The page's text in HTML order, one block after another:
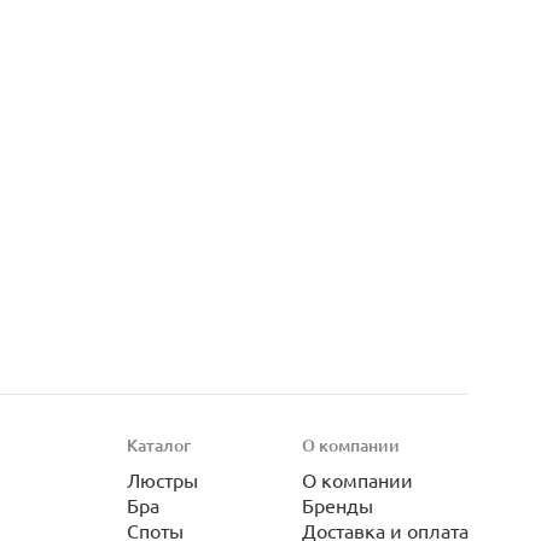
Каталог
Люстры
Бра
Споты
О компании
О компании
Бренды
Доставка и оплата